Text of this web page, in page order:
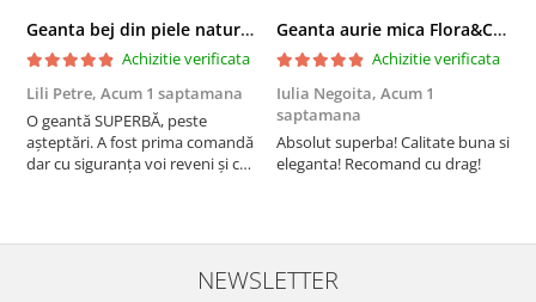
Geanta bej din piele naturala 8966 123
Achizitie verificata
Lili Petre, Acum 1 saptamana
O geantă SUPERBĂ, peste
așteptări. A fost prima comandă
dar cu siguranța voi reveni și cu
doua zi). RECOMAND SOFILINE!!!
Geanta aurie mica Flora&CO Paris H6930 16
Achizitie verificata
Iulia Negoita, Acum 1
saptamana
Absolut superba! Calitate buna si
eleganta! Recomand cu drag!
NEWSLETTER